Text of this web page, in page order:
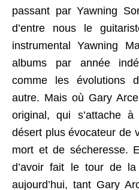
passant par Yawning
d’entre nous le
instrumental Yawning
albums par année
comme les évolutions
autre. Mais où Gary
original, qui s’attache
désert plus évocateur de
mort et de sécheresse.
d’avoir fait le tour de
aujourd’hui, tant Gary